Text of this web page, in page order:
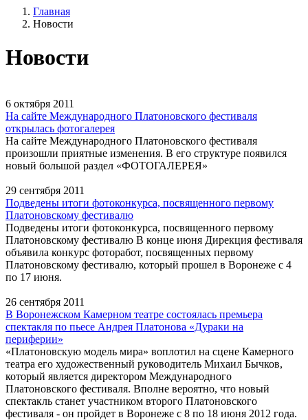
Главная
Новости
Новости
6 октября 2011
На сайте Международного Платоновского фестиваля
открылась фотогалерея
На сайте Международного Платоновского фестиваля
произошли приятные изменения. В его структуре появился
новый большой раздел «ФОТОГАЛЕРЕЯ»
29 сентября 2011
Подведены итоги фотоконкурса, посвященного первому
Платоновскому фестивалю
Подведены итоги фотоконкурса, посвященного первому
Платоновскому фестивалю В конце июня Дирекция фестиваля
объявила конкурс фоторабот, посвященных первому
Платоновскому фестивалю, который прошел в Воронеже с 4
по 17 июня.
26 сентября 2011
В Воронежском Камерном театре состоялась премьера
спектакля по пьесе Андрея Платонова «Дураки на
периферии»
«Платоновскую модель мира» воплотил на сцене Камерного
театра его художественный руководитель Михаил Бычков,
который является директором Международного
Платоновского фестиваля. Вполне вероятно, что новый
спектакль станет участником второго Платоновского
фестиваля - он пройдет в Воронеже с 8 по 18 июня 2012 года.